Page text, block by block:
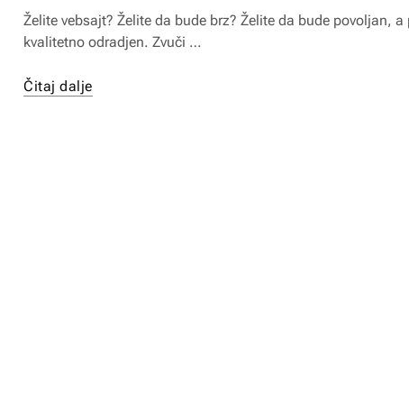
Želite vebsajt? Želite da bude brz? Želite da bude povoljan,
kvalitetno odradjen. Zvuči …
Čitaj dalje